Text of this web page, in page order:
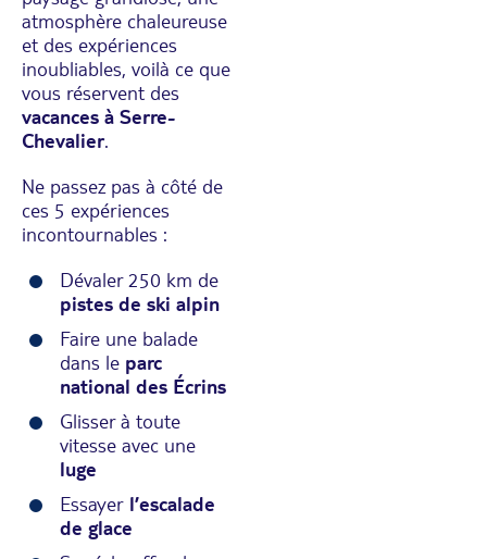
atmosphère chaleureuse
et des expériences
inoubliables, voilà ce que
vous réservent des
vacances à Serre-
Chevalier.
Ne passez pas à côté de
ces 5 expériences
incontournables :
Dévaler 250 km de
pistes de ski alpin
Faire une balade
dans le parc
national des Écrins
Glisser à toute
vitesse avec une
luge
Essayer l’escalade
de glace